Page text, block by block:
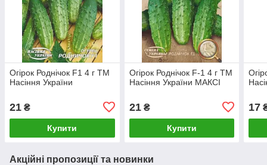
Огірок Роднічок F1 4 г ТМ
Насіння України
21 ₴
Купити
Огірок Роднічок F-1 4 г ТМ
Насіння України МАКСІ
21₴
Купити
17
Акційні пропозиції та новинки